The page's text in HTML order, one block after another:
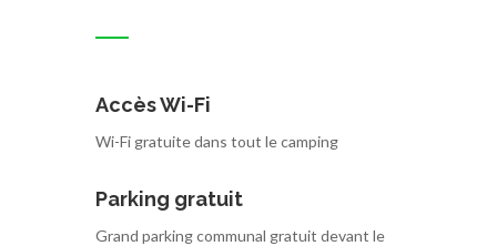
Accès Wi-Fi
Wi-Fi gratuite dans tout le camping
Parking gratuit
Grand parking communal gratuit devant le